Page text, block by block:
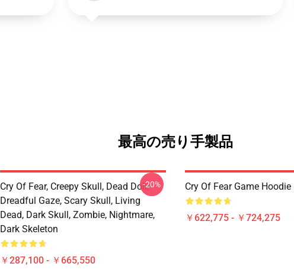
最高の売り手製品
Cry Of Fear, Creepy Skull, Dead Doll,
Dreadful Gaze, Scary Skull, Living
Dead, Dark Skull, Zombie, Nightmare,
Dark Skeleton
￥287,100 - ￥665,550
-20% Cry Of Fear Game Hoodie
￥622,775 - ￥724,275